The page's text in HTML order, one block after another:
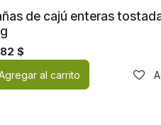
de cajú enteras
$
al carrito